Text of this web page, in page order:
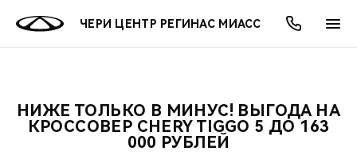
ЧЕРИ ЦЕНТР РЕГИНАС МИАСС
МОДЕЛИ
ПОКУПАТЕЛЯМ
ВЛАДЕЛЬЦАМ
МИР CHERY
АКЦИИ
ОНЛАЙН СЕРВИСЫ
О КОМПАНИИ
НИЖЕ ТОЛЬКО В МИНУС! ВЫГОДА НА
КРОССОВЕР CHERY TIGGO 5 ДО 163
000 РУБЛЕЙ